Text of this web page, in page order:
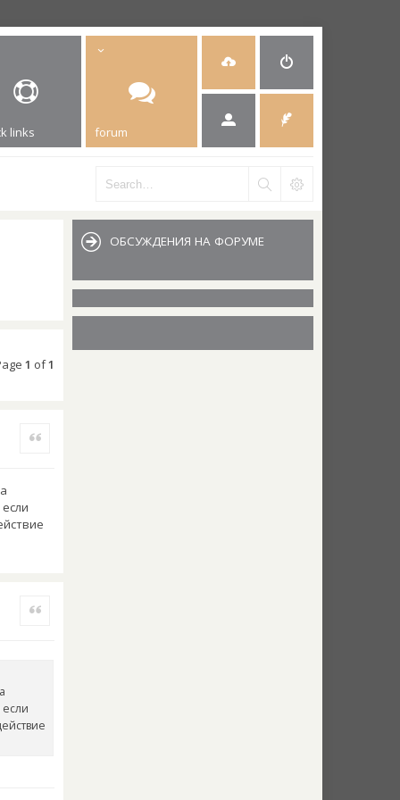
links forum
1 of1
Quote
Quote
ОБСУЖДЕНИЯ НА ФОРУМЕ